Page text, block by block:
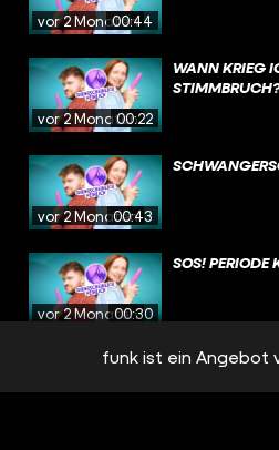
vor 2 Monaten
00:44
vor 2 Monaten
00:22
WANN KRIEG
STIMMBRUCH?
vor 2 Monaten
00:43
vor 2 Monaten
00:30
SOS!
DAS HILFT
funk ist ein Angebot